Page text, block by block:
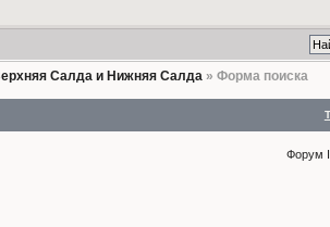
Салда и Нижняя Салда» Форма поиска
Форум